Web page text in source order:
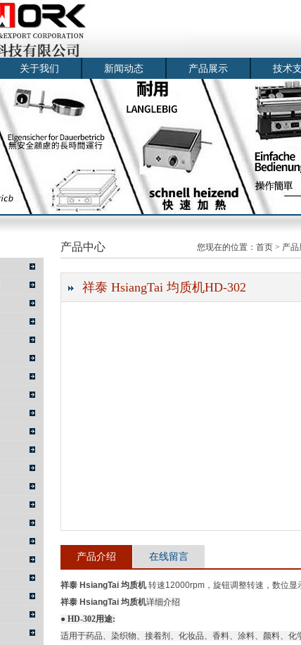
关于我们 新闻动态 产品展示 技术
产品中心 您现在的位置： 首页 > 产品
祥泰 HsiangTai 均质机HD-302
产品介绍 在线留言
祥泰 HsiangTai 均质机转速12000rpm，旋钮调整转速，数位显
祥泰 HsiangTai 均质机详细介绍
● HD-302用途:
适用于药品、染织物、接着剂、化妆品、香料、涂料、颜料、化